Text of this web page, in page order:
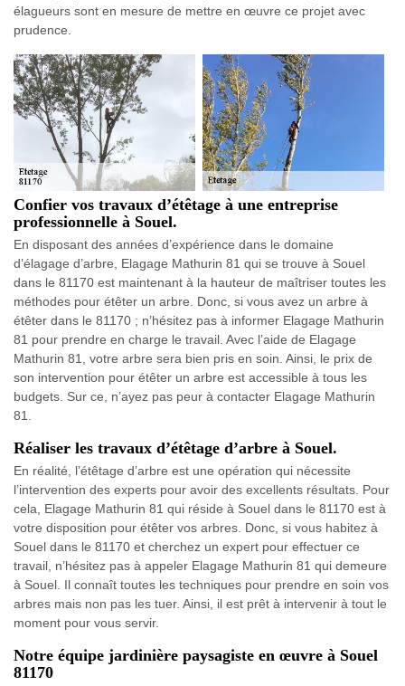
élagueurs sont en mesure de mettre en œuvre ce projet avec
prudence.
Confier vos travaux d’étêtage à une entreprise
professionnelle à Souel.
En disposant des années d’expérience dans le domaine
d’élagage d’arbre, Elagage Mathurin 81 qui se trouve à Souel
dans le 81170 est maintenant à la hauteur de maîtriser toutes les
méthodes pour étêter un arbre. Donc, si vous avez un arbre à
étêter dans le 81170 ; n’hésitez pas à informer Elagage Mathurin
81 pour prendre en charge le travail. Avec l’aide de Elagage
Mathurin 81, votre arbre sera bien pris en soin. Ainsi, le prix de
son intervention pour étêter un arbre est accessible à tous les
budgets. Sur ce, n’ayez pas peur à contacter Elagage Mathurin
81.
Réaliser les travaux d’étêtage d’arbre à Souel.
En réalité, l’étêtage d’arbre est une opération qui nécessite
l’intervention des experts pour avoir des excellents résultats. Pour
cela, Elagage Mathurin 81 qui réside à Souel dans le 81170 est à
votre disposition pour étêter vos arbres. Donc, si vous habitez à
Souel dans le 81170 et cherchez un expert pour effectuer ce
travail, n’hésitez pas à appeler Elagage Mathurin 81 qui demeure
à Souel. Il connaît toutes les techniques pour prendre en soin vos
arbres mais non pas les tuer. Ainsi, il est prêt à intervenir à tout le
moment pour vous servir.
Notre équipe jardinière paysagiste en œuvre à Souel
81170